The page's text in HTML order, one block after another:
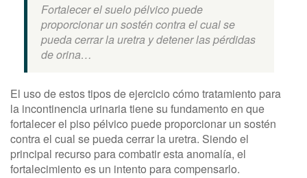
Fortalecer el suelo pélvico puede
proporcionar un sostén contra el cual se
pueda cerrar la uretra y detener las pérdidas
de orina…
El uso de estos tipos de ejercicio cómo tratamiento para
la incontinencia urinaria tiene su fundamento en que
fortalecer el piso pélvico puede proporcionar un sostén
contra el cual se pueda cerrar la uretra. Siendo el
principal recurso para combatir esta anomalía, el
fortalecimiento es un intento para compensarlo.